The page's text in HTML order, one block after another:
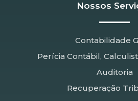
Nossos
Contabilidade
Perícia Contábil,
Auditoria
Recuperação